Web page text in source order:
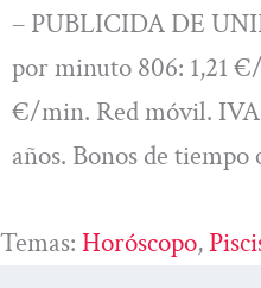
– PUBLICIDA DE
por minuto 806: 1,21
€/min. Red móvil.
años. Bonos de
Temas: Horóscopo,